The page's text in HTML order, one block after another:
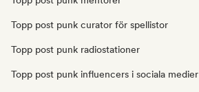
Topp post punk curator för spellistor
Topp post punk radiostationer
Topp post punk influencers i sociala medier